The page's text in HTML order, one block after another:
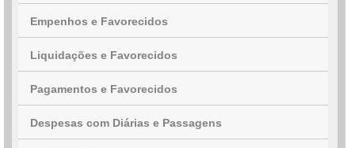
Empenhos e Favorecidos
Liquidações e Favorecidos
Pagamentos e Favorecidos
Despesas com Diárias e Passagens